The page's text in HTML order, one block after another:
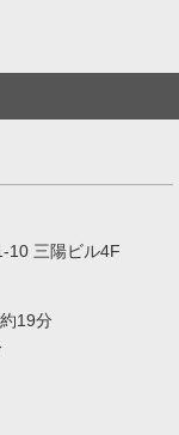
10 三陽ビル4F
19分